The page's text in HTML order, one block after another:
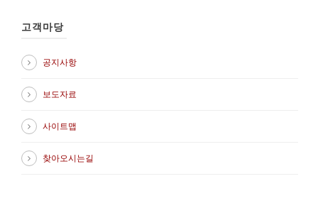
고객마당
공지사항
보도자료
사이트맵
찾아오시는길